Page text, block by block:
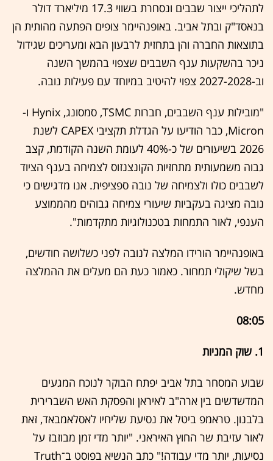
לתהליכי ייצור שבבים ונסחרת בשווי 17.3 מיליארד דולר
בנאסד"ק ובתל אביב. באופנהיימר צופים הפתעה מהותית הן
בתוצאות החברה והן בתחזית לרבעון הבא ומעריכים שגידול
ניכר בהשקעות ענף השבבים שצפוי בהמשך השנה
וב-2027-2028 צפוי להיטיב במיוחד עם פעילות נובה.
"מובילות ענף השבבים, חברות TSMC, סמסונג, Hynix ו-
Micron, כבר הודיעו על הגדלת תקציבי CAPEX לשנת
2026 בשיעורים של כ-40% לעומת השנה הקודמת, קצב
גבוה משמעותית מתחזיות הקונצנזוס לצמיחה בענף הציוד
לשבבים כולו ולצמיחה של נובה ספציפית. אנו מדגישים כי
נובה מציגה בעקביות שיעורי צמיחה גבוהים מהממוצע
הענפי, לאור התמחות בטכנולוגיות מתקדמות".
באופנהיימר הורידו המלצה לנובה לפני כשלושה חודשים,
בשל שיקולי תמחור. כאמור כעת הם מעלים את ההמלצה
מחדש.
08:05
1. שוק המניות
שבוע המסחר בתל אביב יפתח הבוקר לנוכח המגעים
המדשדשים בין ארה"ב לאיראן והפסקת האש השברירית
בלבנון. טראמפ ביטל את נסיעת שליחיו לאסלאמבאד, זאת
לאור עזיבת שר החוץ האיראני. "יותר מדי זמן מבוזבז על
נסיעות, יותר מדי עבודה!" כתב הנשיא בפוסט ב־Truth